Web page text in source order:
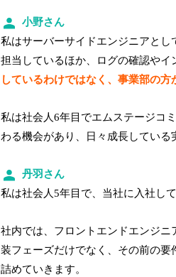
小野さん
私はサーバーサイドエンジニアと
担当しているほか、ログの確認やイ
しているわけではなく、事業部の
私は社会人6年目でエムステージコ
わる機会があり、日々成長している
丹羽さん
私は社会人5年目で、当社に入社し
社内では、フロントエンドエンジ
装フェーズだけでなく、その前の
詰めていきます。